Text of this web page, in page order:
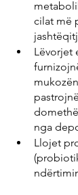
cilat më
Lëvorjet
nga
Llojet